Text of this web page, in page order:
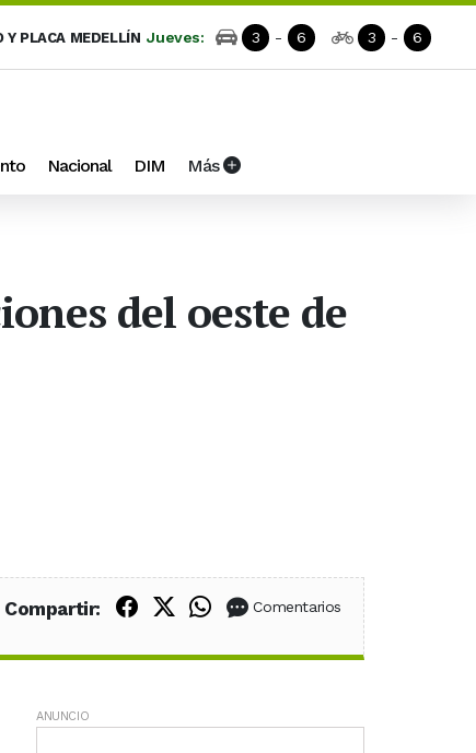
Y PLACA MEDELLÍN Jueves: 3 - 6 3 - 6
Nacional DIM Más
del oeste de
Compartir: Compartir en Facebook
Compartir en X (Twitter)
Compartir en WhatsApp
Comentarios
ANUNCIO